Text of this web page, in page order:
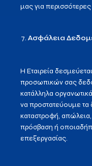
μας για
Ασφάλεια
Η Εταιρεία
προσωπικών σας
κατάλληλα
να προστατεύουμε τα
καταστροφή,
πρόσβαση ή
επεξεργασίας.